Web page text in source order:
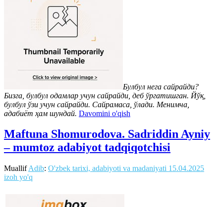
Булбул нега сайрайди?
Бизга, булбул одамлар учун сайрайди, деб ўргатишган. Йўқ,
булбул ўзи учун сайрайди. Сайрамаса, ўлади. Менимча,
адабиёт ҳам шундай. Davomini o'qish
Maftuna Shomurodova. Sadriddin Ayniy
– mumtoz adabiyot tadqiqotchisi
MuallifAdib: O'zbek tarixi, adabiyoti va madaniyati 15.04.2025
izoh yo'q